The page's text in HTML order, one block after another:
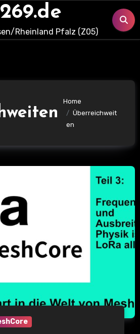
Rheinland Pfalz (Z05)
Home
Überreichweit
en